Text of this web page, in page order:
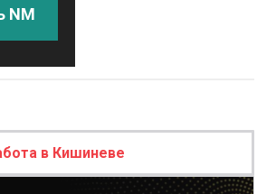
NM
в Кишиневе